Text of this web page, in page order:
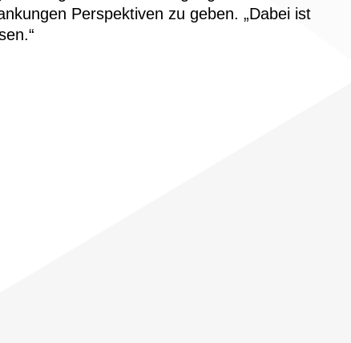
Perspektiven zu geben. „Dabei ist